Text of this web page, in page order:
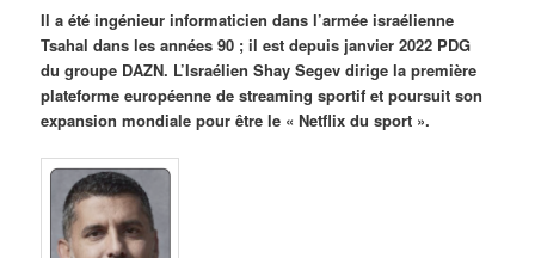
Il a été ingénieur informaticien dans l’armée israélienne
Tsahal dans les années 90 ; il est depuis janvier 2022 PDG
du groupe DAZN. L’Israélien Shay Segev dirige la première
plateforme européenne de streaming sportif et poursuit son
expansion mondiale pour être le « Netflix du sport ».